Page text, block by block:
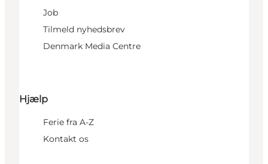
Job
Tilmeld nyhedsbrev
Denmark Media Centre
Hjælp
Ferie fra A-Z
Kontakt os